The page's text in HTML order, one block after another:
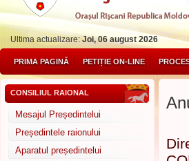
Ultima actualizare:Joi, 06 august 2026
PRIMA PAGINĂ PETIȚIE ON-LINE
CONSILIUL RAIONAL
Mesajul Președintelui
Președintele raionului
Aparatul președintelui